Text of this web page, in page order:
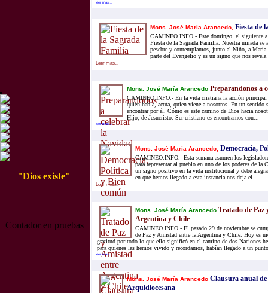
"Dios existe"
Contador en pruebas
leer mas...
Mons. José María Arancedo, Fiesta de
CAMINEO.INFO.- Este domingo, el siguiente a
Fiesta de la Sagrada Familia. Nuestra mirada se
pesebre y contemplamos, junto al Niño, a María
parte del Evangelio y es un signo que nos
Leer mas...
Mons. José María Arancedo Preparandonos a
CAMINEO.INFO.- En la vida cristiana la acción principal
quien habla, actúa, quien viene a nosotros. En un sentido
encontrar por él. Cómo es este camino de Dios hacia
Hijo, de Jesucristo. Ser cristiano es encontrarnos con...
leer mas...
Mons. José María Arancedo, Democracia,
CAMINEO.INFO.- Esta semana asumen los
para representar al pueblo en uno de los poderes de la
un signo positivo en la vida institucional y debe
en que hemos llegado a esta instancia nos deja el...
Leer mas...
Mons. José María Arancedo Tratado de Paz
Argentina y Chile
CAMINEO.INFO.- El pasado 29 de noviembre se
de Paz y Amistad entre la Argentina y Chile. Hoy es
gratitud por todo lo que ello significó en el camino de dos Naciones
para quienes las hemos vivido y recordamos, habían llegado a un
leer mas...
Mons. José María Arancedo Clausura anual
Arquidiocesana